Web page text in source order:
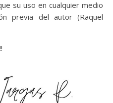
su uso en cualquier medio
previa del autor (Raquel